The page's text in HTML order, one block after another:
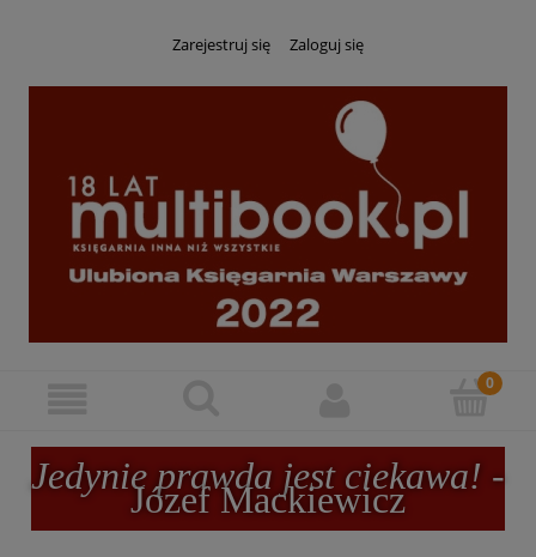
Zarejestruj się Zaloguj się
Jedynie prawda jest ciekawa! -
Józef Mackiewicz